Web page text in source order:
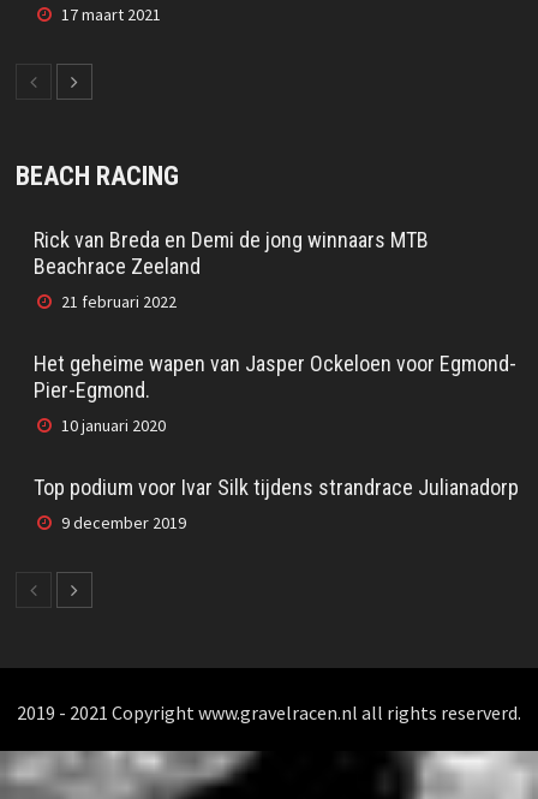
17 maart 2021
BEACH RACING
Rick van Breda en Demi de jong winnaars MTB
Beachrace Zeeland
21 februari 2022
Het geheime wapen van Jasper Ockeloen voor Egmond-
Pier-Egmond.
10 januari 2020
Top podium voor Ivar Silk tijdens strandrace Julianadorp
9 december 2019
2019 - 2021 Copyright www.gravelracen.nl all rights reserverd.